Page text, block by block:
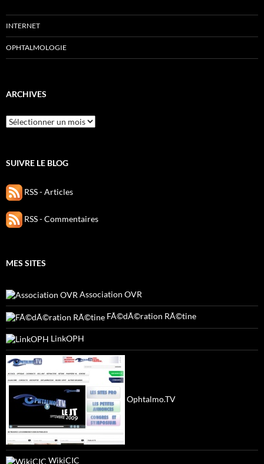
INTERNET
OPHTALMOLOGIE
ARCHIVES
Archives
SUIVRE LE BLOG
RSS - Articles
RSS - Commentaires
MES SITES
Association OVR
FÃ©dÃ©ration RÃ©tine
LinkOPH
Ophtalmo.TV
WikiCIC